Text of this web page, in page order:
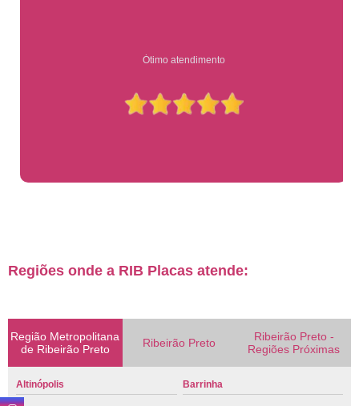
Ótimo atendimento
Regiões onde a RIB Placas atende:
Região Metropolitana
de Ribeirão Preto
Ribeirão Preto
Ribeirão Preto -
Regiões Próximas
Altinópolis Barrinha